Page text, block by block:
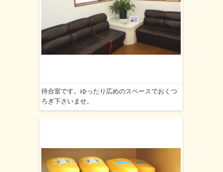
待合室です。ゆったり広めのスペースでおくつ
ろぎ下さいませ。